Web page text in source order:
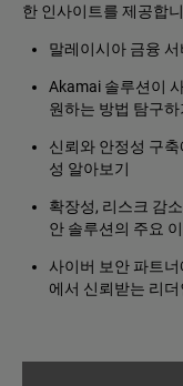
한 인사이트를 제공합
말레이시아 금융
Akamai 솔루션이
원하는 방법 탐구하
신뢰와 안정성 구
성 알아보기
확장성, 리스크 감
안 솔루션의 주요
사이버 보안 파트
에서 신뢰받는 리